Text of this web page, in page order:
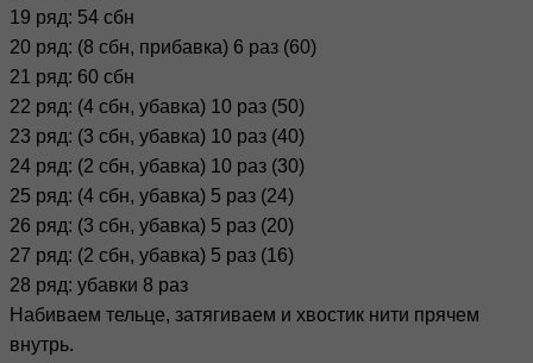
19 ряд: 54 сбн
20 ряд: (8 сбн, прибавка) 6 раз (60)
21 ряд: 60 сбн
22 ряд: (4 сбн, убавка) 10 раз (50)
23 ряд: (3 сбн, убавка) 10 раз (40)
24 ряд: (2 сбн, убавка) 10 раз (30)
25 ряд: (4 сбн, убавка) 5 раз (24)
26 ряд: (3 сбн, убавка) 5 раз (20)
27 ряд: (2 сбн, убавка) 5 раз (16)
28 ряд: убавки 8 раз
Набиваем тельце, затягиваем и хвостик нити прячем
внутрь.